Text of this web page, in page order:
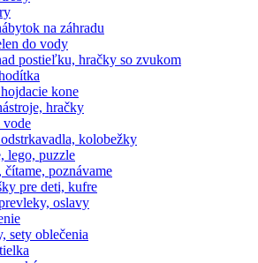
na záhradu
do vody
postieľku, hračky so zvukom
kone
hračky
vode
kolobežky
lego, puzzle
poznávame
pre deti, kufre
oslavy
sety oblečenia